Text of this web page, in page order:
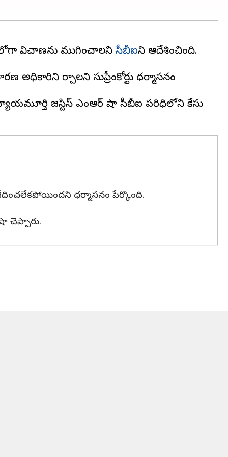
విచాణను ముగించాలని సీబీఐని ఆదేశించింది.
అధికారిని మార్చాలని సుప్రీంకోర్టు ధర్మాసనం
జస్టిస్ ఎంఆర్ షా సీబీఐ పరిధిలోని కేసు
ధర్మాసనం పేర్కొంది.
చెప్పారు.